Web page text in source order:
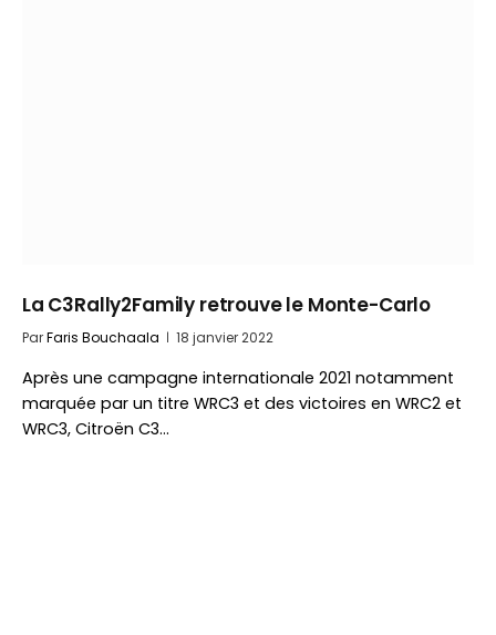
La C3Rally2Family retrouve le Monte-Carlo
ParFaris Bouchaala 18 janvier 2022
Après une campagne internationale 2021 notamment
marquée par un titre WRC3 et des victoires en WRC2 et
WRC3, Citroën C3…